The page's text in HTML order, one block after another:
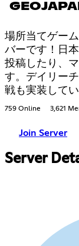
場所当てゲーム
バーです！日
投稿したり、
す。デイリーチ
戦も実装してい
759 Online 3,621
Join Server
Server